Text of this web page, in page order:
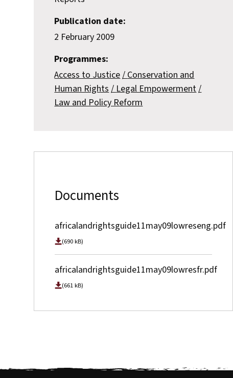
Publication date:
2 February 2009
Programmes:
Access to Justice Conservation and
Human Rights Legal Empowerment
Law and Policy Reform
Documents
africalandrightsguide11may09lowreseng.pdf
(690 kB)
africalandrightsguide11may09lowresfr.pdf
(661 kB)